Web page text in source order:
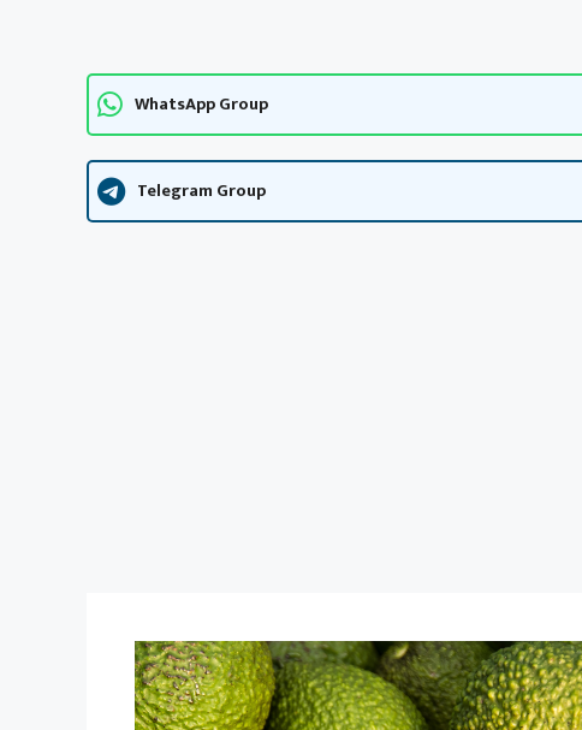
WhatsApp Group
Telegram Group